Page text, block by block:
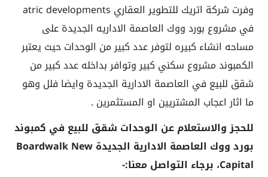
وفرت شركة اتريك للتطوير العقاري atric developments
في مشروع بورد ووك العاصمة الاداريه الجديدة على
مساحه انشاء كبيره لتوفر عدد كبير من الوحدات حيث يعتبر
الكمبوند مشروع سكني كبير وتوافر بداخله عدد كبير من
شقق للبيع في العاصمة الادارية الجديدة وايضا فلل وهو
ما اثار اعجاب المشتريين او المستثمرين .
للحجز والاستعلام عن الوحدات شقق للبيع في كمبوند
بورد ووك العاصمة الادارية الجديدة Boardwalk New
Capital، برجاء التواصل معنا:-